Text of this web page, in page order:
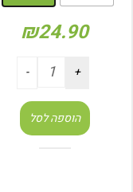
₪24.90
הוספה לסל